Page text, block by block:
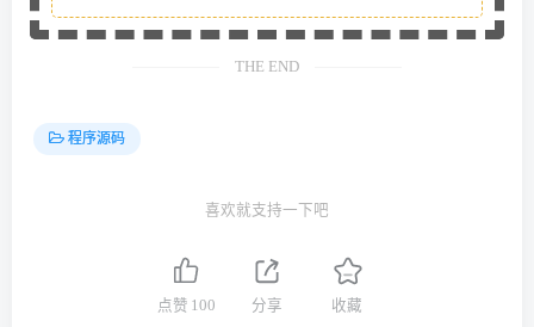
THE END
程序源码
喜欢就支持一下吧
点赞 100 分享 收藏